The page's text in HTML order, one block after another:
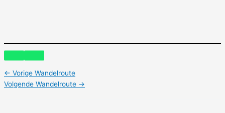
← Vorige Wandelroute
Volgende Wandelroute →